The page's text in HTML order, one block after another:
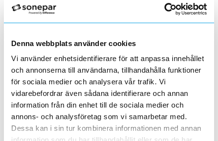
Denna webbplats använder cookies
Vi använder enhetsidentifierare för att anpassa innehållet
och annonserna till användarna, tillhandahålla funktioner
för sociala medier och analysera vår trafik. Vi
vidarebefordrar även sådana identifierare och annan
information från din enhet till de sociala medier och
annons- och analysföretag som vi samarbetar med.
Dessa kan i sin tur kombinera informationen med annan
Sida < 1 > Per sida 20 50 100 200
E.L SYSTEM
Filter Lagerförda Alla 1 st